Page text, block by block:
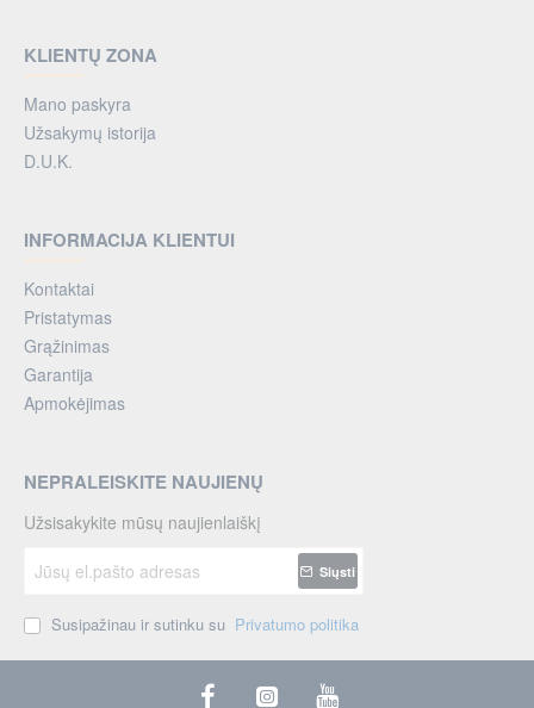
KLIENTŲ ZONA
Mano paskyra
Užsakymų istorija
D.U.K.
INFORMACIJA KLIENTUI
Kontaktai
Pristatymas
Grąžinimas
Garantija
Apmokėjimas
NEPRALEISKITE NAUJIENŲ
Užsisakykite mūsų naujienlaiškį
el.pašto
Siųsti
Susipažinau ir sutinku su Privatumo politika